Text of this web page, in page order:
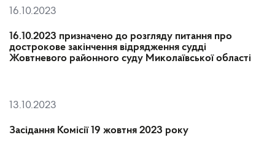
16.10.2023
16.10.2023 призначено до розгляду питання про
дострокове закінчення відрядження судді
Жовтневого районного суду Миколаївської області
13.10.2023
Засідання Комісії 19 жовтня 2023 року